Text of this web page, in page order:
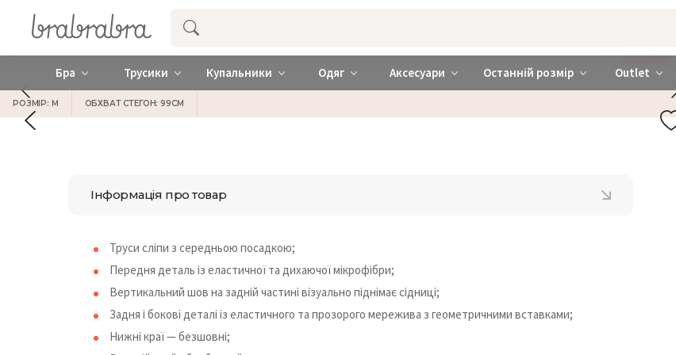
Купити нижню жіночу білизну ❤️ brabrabra ❤️ Київ та Україна
Бра Трусики Купальники Одяг Аксесуари Останній розмір Outlet
ДОДАЙ БРА
РОЗМІР: M ОБХВАТ СТЕГОН: 99СМ
Інформація про товар
Труси сліпи з середньою посадкою;
Передня деталь із еластичної та дихаючої мікрофібри;
Вертикальний шов на задній частині візуально піднімає сідниці;
Задня і бокові деталі із еластичного та прозорого мережива з геометричними вставками;
Нижні краї — безшовні;